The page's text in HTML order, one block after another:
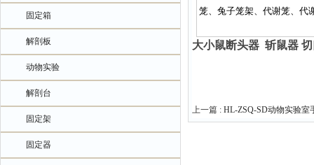
固定箱
解剖板
动物实验
解剖台
固定架
固定器
笼、兔子笼架、代谢笼、代
大小鼠断头器 斩鼠器
上一篇 : HL-ZSQ-SD动物实验室